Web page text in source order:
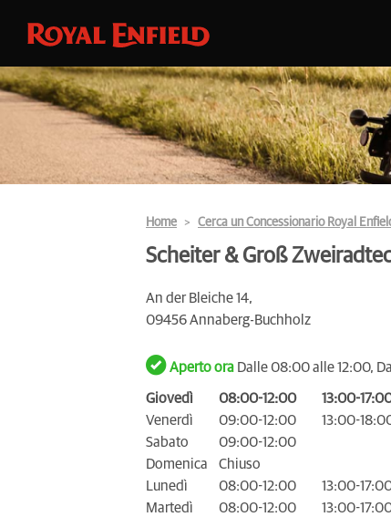
Home Cerca un Concessionario Royal
Scheiter & Groß
An der Bleiche 14,
09456 Annaberg-Buchholz
Aperto ora Dalle 08:00 alle 12:00,
Giovedì 08:00-12:00
13:00-
Venerdì
09:00-12:00
13:00-
Sabato
09:00-12:00
Domenica
Chiuso
Lunedì
08:00-12:00
13:00-
Martedì
08:00-12:00
13:00-